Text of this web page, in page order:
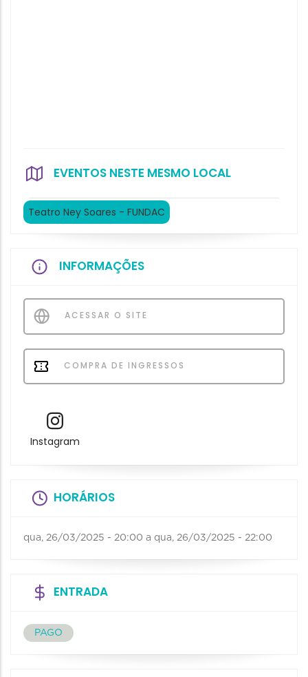
EVENTOS NESTE MESMO LOCAL
Teatro Ney Soares - FUNDAC
INFORMAÇÕES
ACESSAR O SITE
COMPRA DE INGRESSOS
Instagram
HORÁRIOS
qua, 26/03/2025 - 20:00 a qua, 26/03/2025 - 22:00
ENTRADA
PAGO